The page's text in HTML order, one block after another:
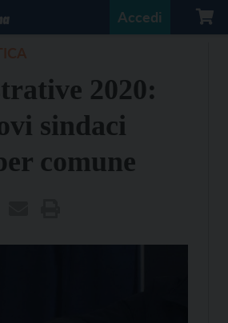
Accedi
2020:
sindaci
comune